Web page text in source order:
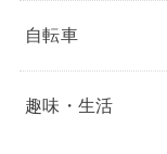
自転車
趣味・生活